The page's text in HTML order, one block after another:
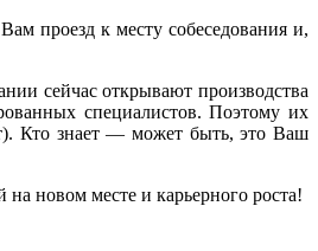
проезд к месту собеседования и,
сейчас открывают производства
специалистов. Поэтому их
Кто знает — может быть, это Ваш
новом месте и карьерного роста!